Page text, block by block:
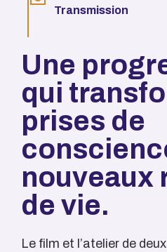
Transmission
Une
qui
prises de
nouveaux
de vie.
Le film et l’atelier de